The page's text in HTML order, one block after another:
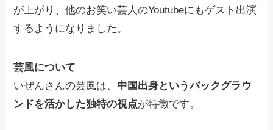
が上がり、他のお笑い芸人のYoutubeにもゲスト出演
するようになりました。
芸風について
いぜんさんの芸風は、 中国出身というバックグラウ
ンドを活かした独特の視点が特徴です。